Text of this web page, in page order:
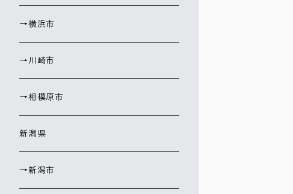
→横浜市
→川崎市
→相模原市
新潟県
→新潟市